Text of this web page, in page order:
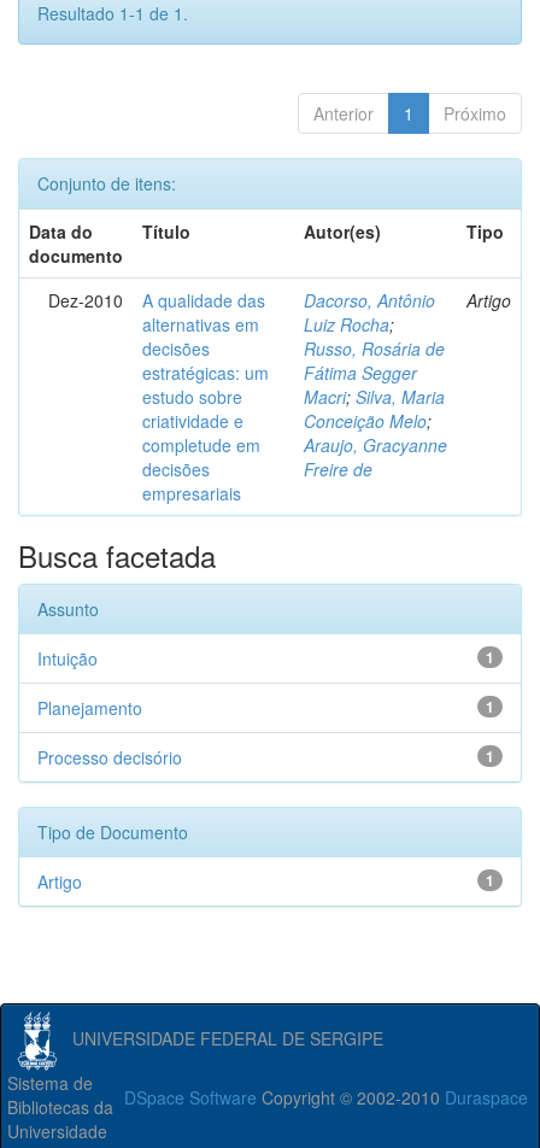
Resultado 1-1 de 1.
Anterior 1 Próximo
Conjunto de itens:
Data do
documento
Título Autor(es) Tipo
Dez-2010
A qualidade das
alternativas em
decisões
estratégicas: um
estudo sobre
criatividade e
completude em
decisões
empresariais
Dacorso, Antônio
Luiz Rocha;
Russo, Rosária de
Fátima Segger
Macri; Silva, Maria
Conceição Melo;
Araujo, Gracyanne
Freire de
Artigo
Busca facetada
Assunto
1
Intuição
1
Planejamento
1
Processo decisório
Tipo de Documento
1
Artigo
UNIVERSIDADE FEDERAL DE SERGIPE
DSpace Software Copyright © 2002-2010 Duraspace
Sistema de
Bibliotecas da
Universidade